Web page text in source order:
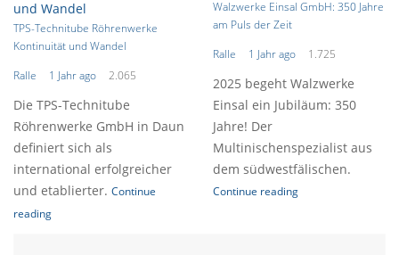
TPS-Technitube Röhrenwerke
Kontinuität und Wandel
Ralle
1 Jahr ago 2.065
Die TPS-Technitube
Röhrenwerke GmbH in Daun
definiert sich als
international erfolgreicher
und etablierter. Continue
reading
Walzwerke Einsal GmbH: 350 Jahre
am Puls der Zeit
Ralle
1 Jahr ago 1.725
2025 begeht Walzwerke
Einsal ein Jubiläum: 350
Jahre! Der
Multinischenspezialist aus
dem südwestfälischen.
Continue reading